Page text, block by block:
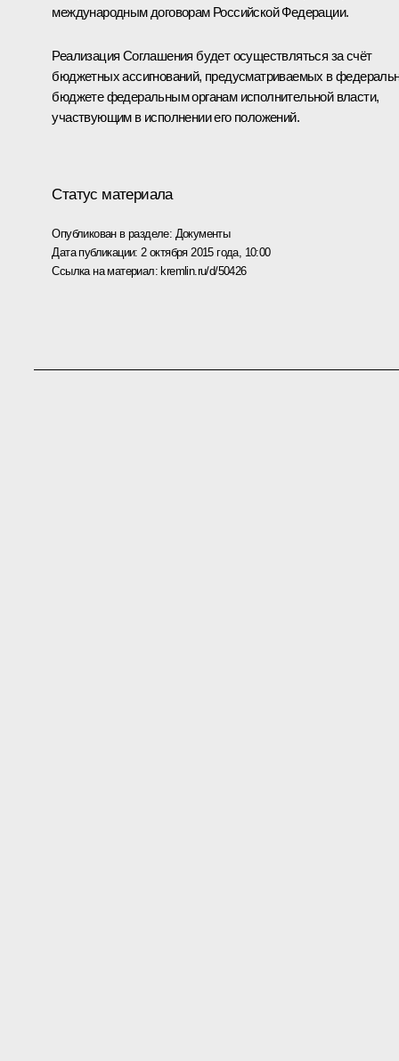
международным договорам Российской Федерации.
Реализация Соглашения будет осуществляться за счёт
бюджетных ассигнований, предусматриваемых в
бюджете федеральным органам исполнительной власти,
участвующим в исполнении его положений.
Статус материала
Опубликован в разделе: Документы
Дата публикации: 2 октября 2015 года, 10:00
Ссылка на материал: kremlin.ru/d/50426